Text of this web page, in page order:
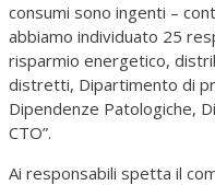
consumi sono ingenti –
abbiamo individuato 25
risparmio energetico,
distretti, Dipartimento di
Dipendenze Patologiche,
CTO”.
Ai responsabili spetta il